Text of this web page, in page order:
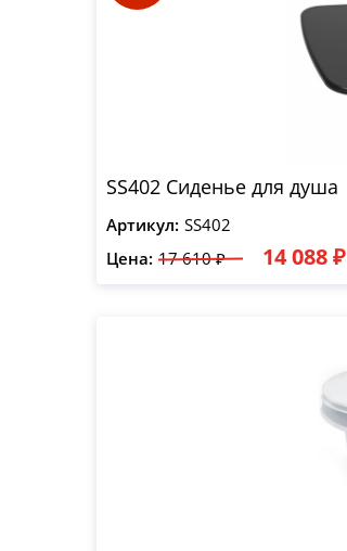
SS402 Сиденье для душа
Артикул: SS402
Цена: 17 610 ₽ 14 088 ₽